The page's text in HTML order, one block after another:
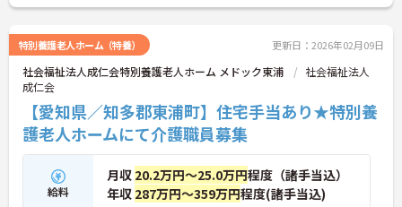
特別養護老人ホーム（特養） 更新日：2026年02月09日
社会福祉法人成仁会特別養護老人ホーム メドック東浦
社会福祉法人
成仁会
【愛知県／知多郡東浦町】住宅手当あり★特別養
護老人ホームにて介護職員募集
給料
月収 20.2万円～25.0万円程度（諸手当込）
年収 287万円～359万円程度(諸手当込)